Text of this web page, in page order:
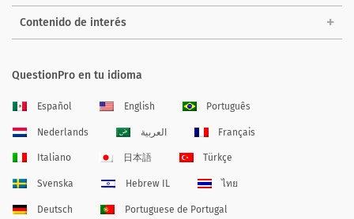
Contenido de interés
QuestionPro en tu idioma
Español English Português
Nederlands العربية Français
Italiano 日本語 Türkçe
Svenska Hebrew IL ไทย
Deutsch Portuguese de Portugal